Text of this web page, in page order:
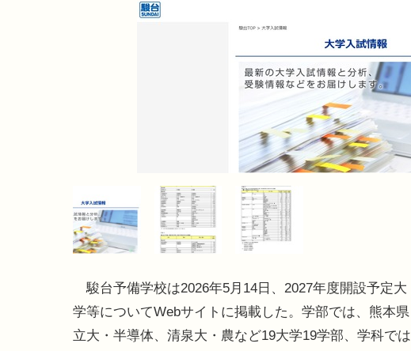
駿台予備学校は2026年5月14日、2027年度開設予定大
学等についてWebサイトに掲載した。学部では、熊本県
立大・半導体、清泉大・農など19大学19学部、学科では